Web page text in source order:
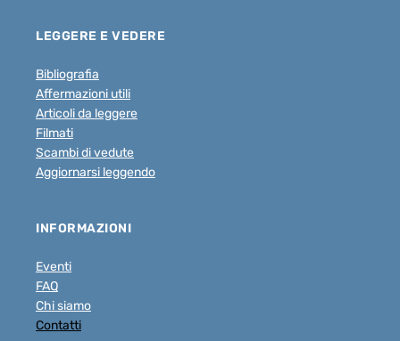
LEGGERE E VEDERE
Bibliografia
Affermazioni utili
Articoli da leggere
Filmati
Scambi di vedute
Aggiornarsi leggendo
INFORMAZIONI
Eventi
FAQ
Chi siamo
Contatti